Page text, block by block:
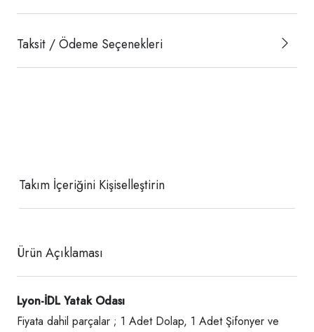
Taksit / Ödeme Seçenekleri
Takım İçeriğini Kişiselleştirin
Ürün Açıklaması
Lyon-İDL Yatak Odası
Fiyata dahil parçalar ; 1 Adet Dolap, 1 Adet Şifonyer ve